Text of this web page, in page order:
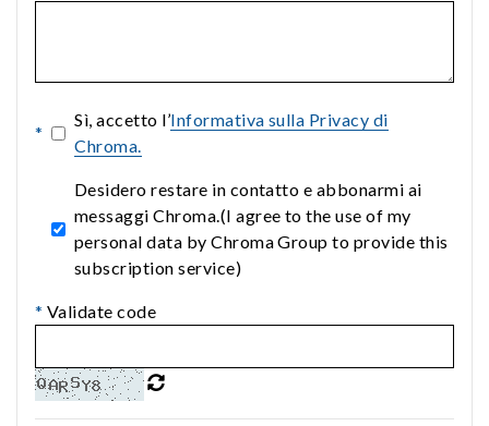
*
Sì, accetto l’Informativa sulla Privacy di
Chroma.
Desidero restare in contatto e abbonarmi ai
messaggi Chroma.(I agree to the use of my
personal data by Chroma Group to provide this
subscription service)
* Validate code